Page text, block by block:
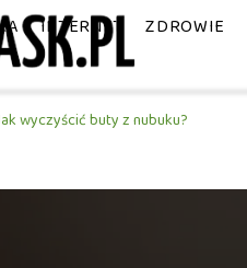
INTERNET ZDROWIE
wyczyścić buty z nubuku?